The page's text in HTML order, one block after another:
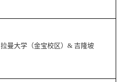
拉曼大学（金宝校区）&吉隆坡